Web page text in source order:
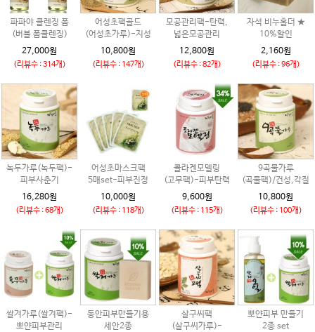
파파야 클렌징 폼
(버블 폼클렌징)
27,000원
(리뷰수 : 314개)
어성초팩골드
(어성초가루)-지성
10,800원
(리뷰수 : 147개)
모공관리팩-탄력,
넓은모공관리
12,800원
(리뷰수 : 82개)
자석 비누홀더 ★
10%할인
2,160원
(리뷰수 : 96개)
녹두가루(녹두팩)-
피부사춘기
16,280원
(리뷰수 : 68개)
어성초마스크팩
5매set-피부진정
10,000원
(리뷰수 : 118개)
콜라겐모델링
(고무팩)-피부탄력
9,600원
(리뷰수 : 115개)
9곡물가루
(곡물팩)/건성,각질
10,800원
(리뷰수 : 100개)
쌀겨가루(쌀겨팩)-
뽀얀피부관리
동안피부만들기용
세안2종
살구씨팩
(살구씨가루)-
뽀얀피부 만들기
2종 set